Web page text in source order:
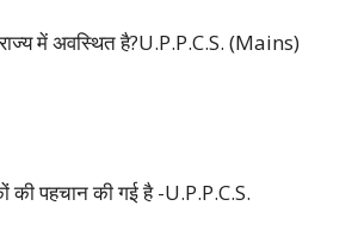
में अवस्थित है?U.P.P.C.S. (Mains)
की पहचान की गई है -U.P.P.C.S.